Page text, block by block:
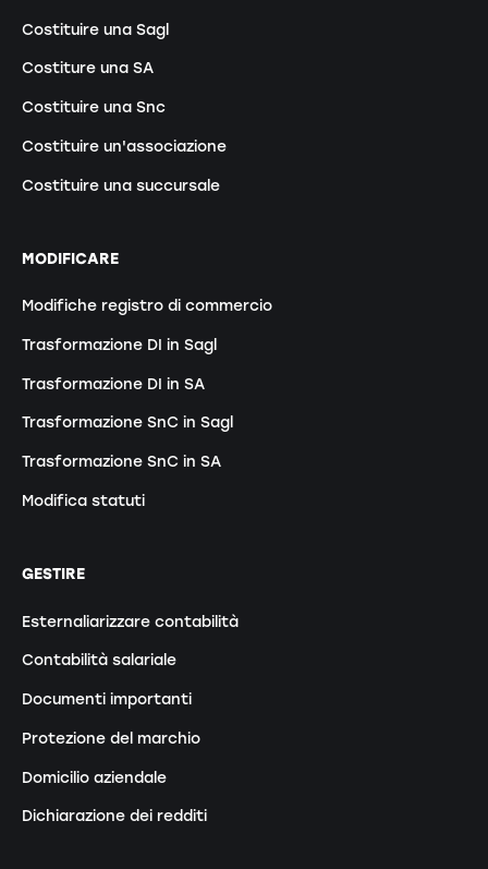
Costituire una Sagl
Costiture una SA
Costituire una Snc
Costituire un'associazione
Costituire una succursale
MODIFICARE
Modifiche registro di commercio
Trasformazione DI in Sagl
Trasformazione DI in SA
Trasformazione SnC in Sagl
Trasformazione SnC in SA
Modifica statuti
GESTIRE
Esternaliarizzare contabilità
Contabilità salariale
Documenti importanti
Protezione del marchio
Domicilio aziendale
Dichiarazione dei redditi